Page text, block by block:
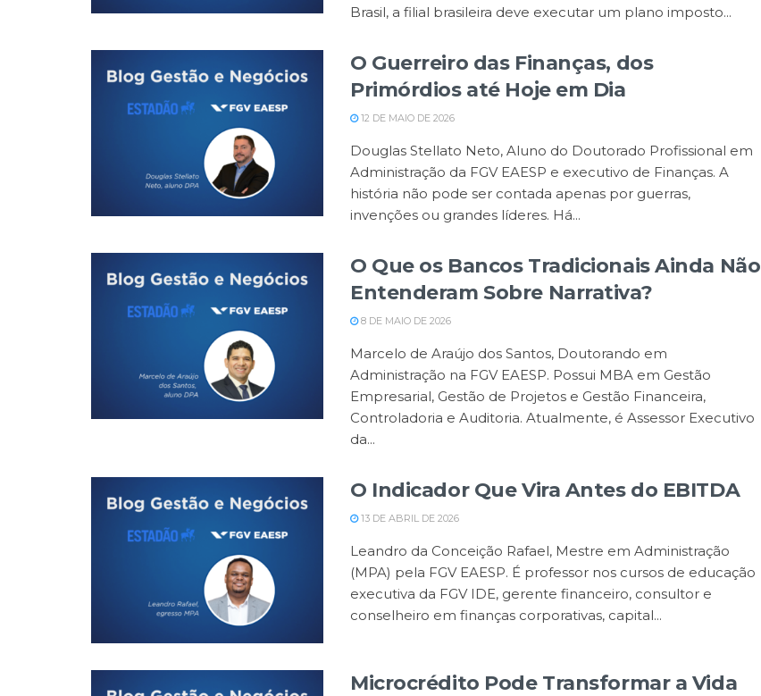
Brasil, a filial brasileira deve executar um plano imposto...
O Guerreiro das Finanças, dos
Primórdios até Hoje em Dia
12 DE MAIO DE 2026
Douglas Stellato Neto, Aluno do Doutorado Profissional em
Administração da FGV EAESP e executivo de Finanças. A
história não pode ser contada apenas por guerras,
invenções ou grandes líderes. Há...
O Que os Bancos Tradicionais Ainda Não
Entenderam Sobre Narrativa?
8 DE MAIO DE 2026
Marcelo de Araújo dos Santos, Doutorando em
Administração na FGV EAESP. Possui MBA em Gestão
Empresarial, Gestão de Projetos e Gestão Financeira,
Controladoria e Auditoria. Atualmente, é Assessor Executivo
da...
O Indicador Que Vira Antes do EBITDA
13 DE ABRIL DE 2026
Leandro da Conceição Rafael, Mestre em Administração
(MPA) pela FGV EAESP. É professor nos cursos de educação
executiva da FGV IDE, gerente financeiro, consultor e
conselheiro em finanças corporativas, capital...
Microcrédito Pode Transformar a Vida